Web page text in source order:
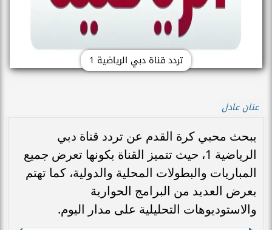
تردد قناة دبي الرياضية 1
عنان عادل
يبحث محبي كرة القدم عن تردد قناة دبي
الرياضية 1، حيث تتميز القناة بكونها تعرض جميع
المباريات والبطولات المحلية والدولية، كما تهتم
بعرض العديد من البرامج الحوارية
والاستوديوهات التحليلية على مدار اليوم.